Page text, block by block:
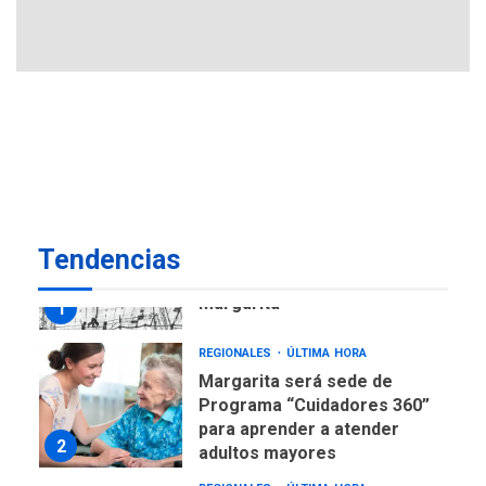
Tendencias
1
Margarita
2
REGIONALES ÚLTIMA HORA
Margarita será sede de
Programa “Cuidadores 360”
para aprender a atender
adultos mayores